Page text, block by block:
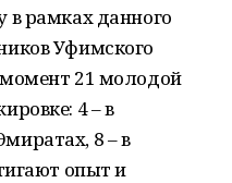
в рамках данного
Уфимского
21 молодой
: 4 – в
8 – в
опыти